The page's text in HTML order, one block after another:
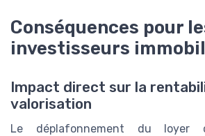
Conséquences pour
investisseurs
Impact direct sur la
valorisation
Le déplafonnement du loyer